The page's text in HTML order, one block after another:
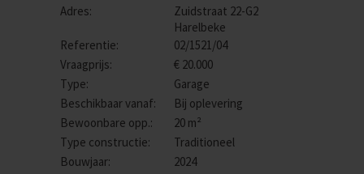
Adres:
Zuidstraat 22-G2
Harelbeke
Referentie:
02/1521/04
Vraagprijs:
€ 20.000
Type:
Garage
Beschikbaar vanaf:
Bij oplevering
Bewoonbare opp.:
20 m²
Type constructie:
Traditioneel
Bouwjaar:
2024